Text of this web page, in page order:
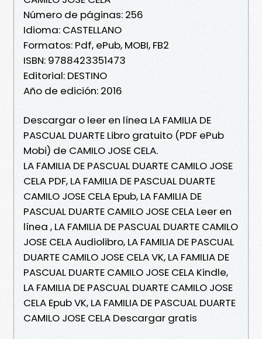
Número de páginas: 256
Idioma: CASTELLANO
Formatos: Pdf, ePub, MOBI, FB2
ISBN: 9788423351473
Editorial: DESTINO
Año de edición: 2016
Descargar o leer en línea LA FAMILIA DE
PASCUAL DUARTE Libro gratuito (PDF ePub
Mobi) de CAMILO JOSE CELA.
LA FAMILIA DE PASCUAL DUARTE CAMILO JOSE
CELA PDF, LA FAMILIA DE PASCUAL DUARTE
CAMILO JOSE CELA Epub, LA FAMILIA DE
PASCUAL DUARTE CAMILO JOSE CELA Leer en
línea , LA FAMILIA DE PASCUAL DUARTE CAMILO
JOSE CELA Audiolibro, LA FAMILIA DE PASCUAL
DUARTE CAMILO JOSE CELA VK, LA FAMILIA DE
PASCUAL DUARTE CAMILO JOSE CELA Kindle,
LA FAMILIA DE PASCUAL DUARTE CAMILO JOSE
CELA Epub VK, LA FAMILIA DE PASCUAL DUARTE
CAMILO JOSE CELA Descargar gratis